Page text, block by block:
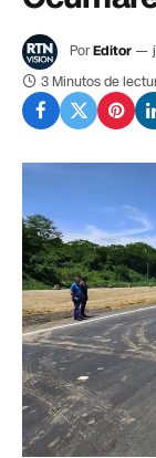
PorEditor
3 Minutos de